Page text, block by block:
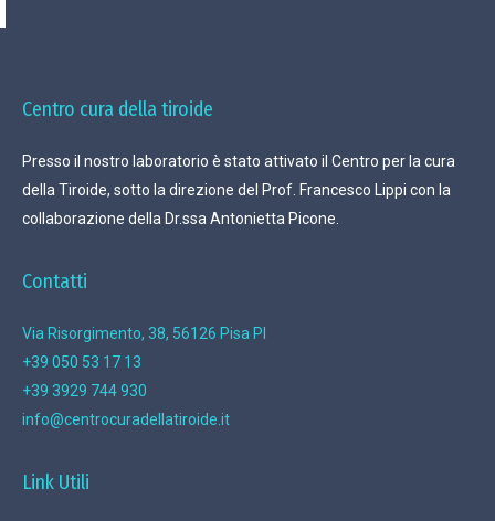
Centro cura della tiroide
Presso il nostro laboratorio è stato attivato il Centro per la cura
della Tiroide, sotto la direzione del Prof. Francesco Lippi con la
collaborazione della Dr.ssa Antonietta Picone.
Contatti
Via Risorgimento, 38, 56126 Pisa PI
+39 050 53 17 13
+39 3929 744 930
info@centrocuradellatiroide.it
Link Utili